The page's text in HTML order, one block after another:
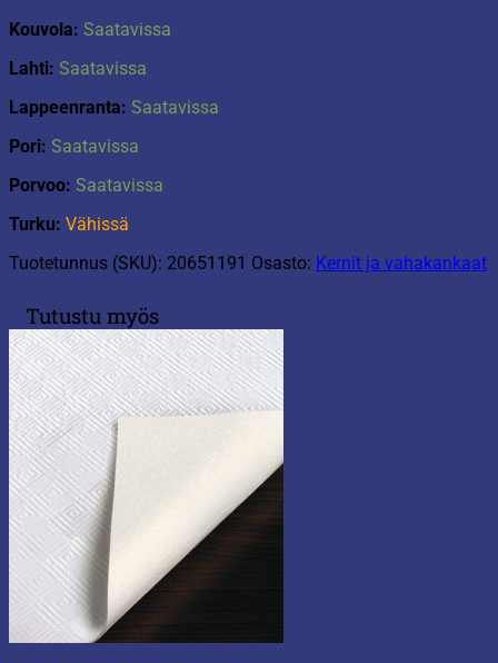
Kouvola: Saatavissa
Lahti: Saatavissa
Lappeenranta: Saatavissa
Pori: Saatavissa
Porvoo: Saatavissa
Turku: Vähissä
Tuotetunnus (SKU): 20651191 Osasto: Kernit ja vahakankaat
Tutustu myös